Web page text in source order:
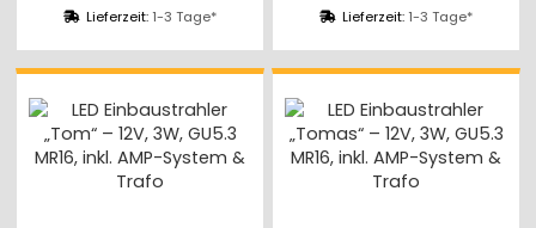
Lieferzeit:1-3 Tage* Lieferzeit:1-3 Tage*